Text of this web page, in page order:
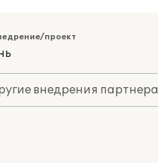
проект
внедрения партнера